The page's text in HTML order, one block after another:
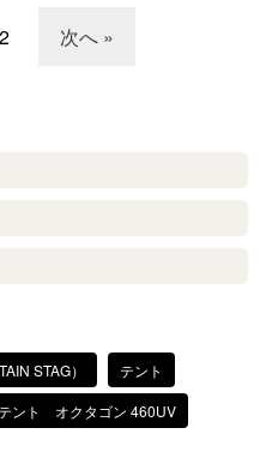
次へ »
STAG）
テント
ント オクタゴン 460UV